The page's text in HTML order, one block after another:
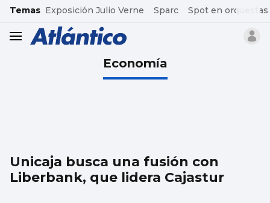
common.go-to-content
Temas Exposición Julio Verne Sparc Spot en orquestas
header.menu.open
Economía
Unicaja busca una fusión con
Liberbank, que lidera Cajastur